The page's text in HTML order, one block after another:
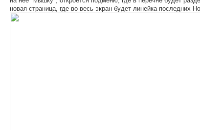
новая страница, где во весь экран будет линейка последних